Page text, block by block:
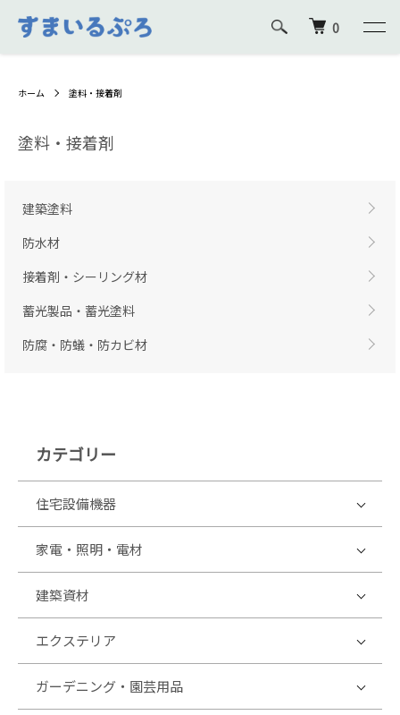
0
ホーム 塗料・接着剤
塗料・接着剤
建築塗料
防水材
接着剤・シーリング材
蓄光製品・蓄光塗料
防腐・防蟻・防カビ材
カテゴリー
住宅設備機器
家電・照明・電材
建築資材
エクステリア
ガーデニング・園芸用品